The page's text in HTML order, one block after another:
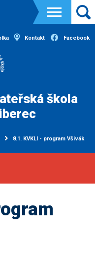
Kontakt Facebook
škola
8.1. KVKLI - program Všivák